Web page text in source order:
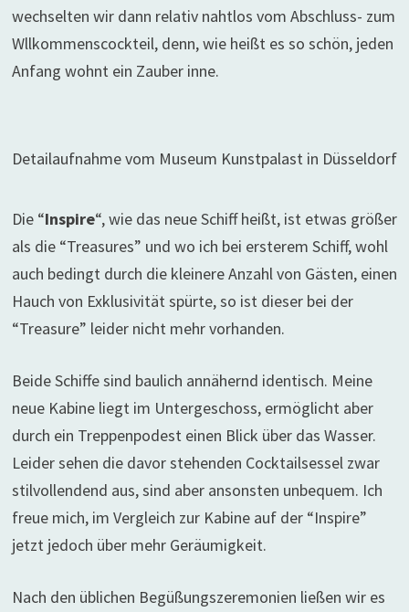
wechselten wir dann relativ nahtlos vom Abschluss- zum
Wllkommenscockteil, denn, wie heißt es so schön, jeden
Anfang wohnt ein Zauber inne.
Detailaufnahme vom Museum Kunstpalast in Düsseldorf
Die “Inspire“, wie das neue Schiff heißt, ist etwas größer
als die “Treasures” und wo ich bei ersterem Schiff, wohl
auch bedingt durch die kleinere Anzahl von Gästen, einen
Hauch von Exklusivität spürte, so ist dieser bei der
“Treasure” leider nicht mehr vorhanden.
Beide Schiffe sind baulich annähernd identisch. Meine
neue Kabine liegt im Untergeschoss, ermöglicht aber
durch ein Treppenpodest einen Blick über das Wasser.
Leider sehen die davor stehenden Cocktailsessel zwar
stilvollendend aus, sind aber ansonsten unbequem. Ich
freue mich, im Vergleich zur Kabine auf der “Inspire”
jetzt jedoch über mehr Geräumigkeit.
Nach den üblichen Begüßungszeremonien ließen wir es